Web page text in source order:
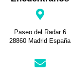
Paseo del Radar 6
28860 Madrid España